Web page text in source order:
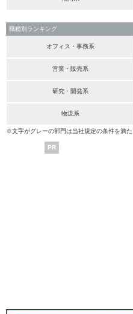
職種別ランキング
オフィス・事務系
営業・販売系
研究・開発系
物流系
※文字がグレーの部門は当社規定の条件を満
PR